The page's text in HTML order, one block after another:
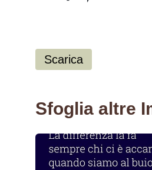
Scarica
Sfoglia altre